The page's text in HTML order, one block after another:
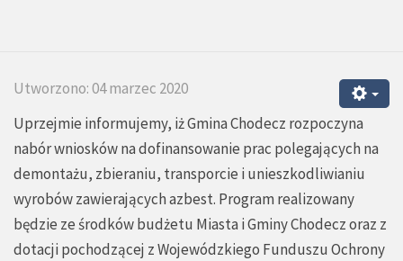
Utworzono: 04 marzec 2020
Uprzejmie informujemy, iż Gmina Chodecz rozpoczyna
nabór wniosków na dofinansowanie prac polegających na
demontażu, zbieraniu, transporcie i unieszkodliwianiu
wyrobów zawierających azbest. Program realizowany
będzie ze środków budżetu Miasta i Gminy Chodecz oraz z
dotacji pochodzącej z Wojewódzkiego Funduszu Ochrony